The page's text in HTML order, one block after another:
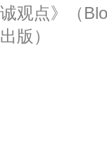
诚观点》（
出版）